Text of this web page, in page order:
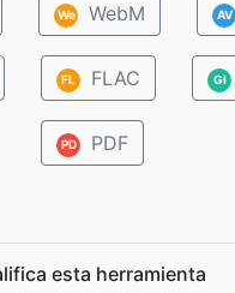
We WebM AV
FL FLAC GI
PD PDF
esta herramienta